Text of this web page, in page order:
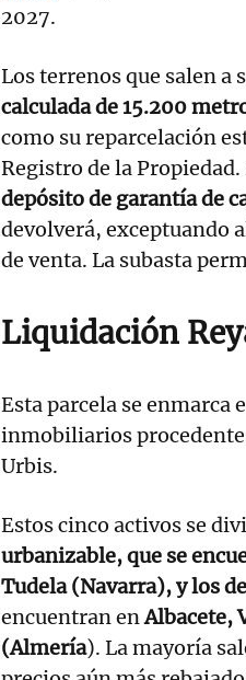
2027.
Los terrenos que salen a
calculada de 15.200
como su reparcelación
Registro de la
depósito de garantía de
devolverá, exceptuando
de venta. La subasta
Liquidación
Esta parcela se enmarca
inmobiliarios
Urbis.
Estos cinco activos se
urbanizable, que se
Tudela (Navarra), y los
encuentran enAlbacete,
(Almería). La mayoría